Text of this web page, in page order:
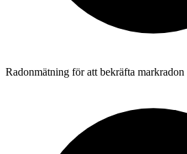
Radonmätning för att bekräfta markradon